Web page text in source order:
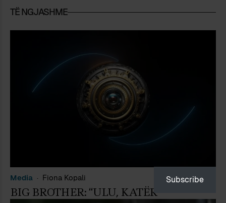
TË NGJASHME
Media Fiona Kopali
BIG BROTHER: “ULU, KATËR”
Subscribe